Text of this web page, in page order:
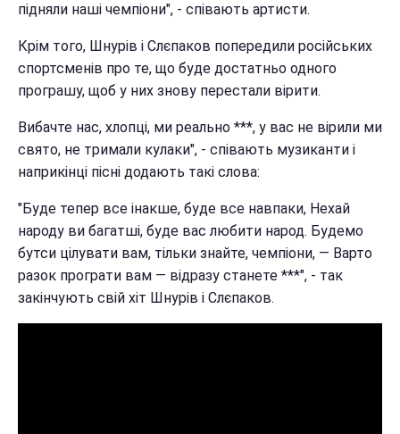
підняли наші чемпіони", - співають артисти.
Крім того, Шнурів і Слєпаков попередили російських
спортсменів про те, що буде достатньо одного
програшу, щоб у них знову перестали вірити.
Вибачте нас, хлопці, ми реально ***, у вас не вірили ми
свято, не тримали кулаки", - співають музиканти і
наприкінці пісні додають такі слова:
"Буде тепер все інакше, буде все навпаки, Нехай
народу ви багатші, буде вас любити народ. Будемо
бутси цілувати вам, тільки знайте, чемпіони, — Варто
разок програти вам — відразу станете ***", - так
закінчують свій хіт Шнурів і Слєпаков.